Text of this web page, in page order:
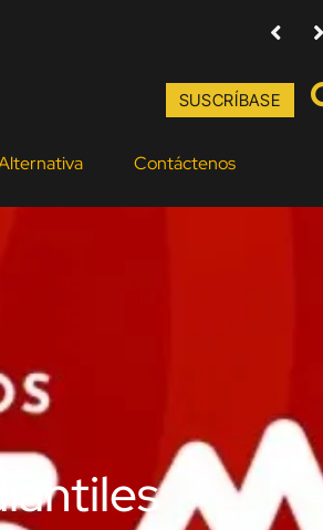
Entre la
SUSCRÍBASE
Contáctenos